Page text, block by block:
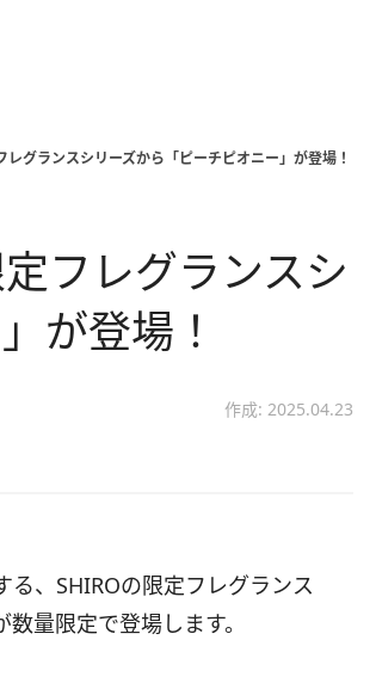
グランスシリーズから「ピーチピオニー」が登場！
フレグランスシ
が登場！
作成: 2025.04.23
、SHIROの限定フレグランス
量限定で登場します。